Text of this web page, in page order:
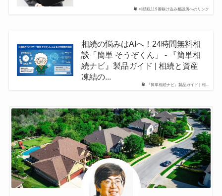
相続税119番駆け込み相談所へのリンク
『簡単相続ナビ』製品ガイド | 相...
相続の悩みはAIへ！24時間無料相
談「簡単 そうぞくん」 - 『簡単相
続ナビ』製品ガイド | 相続と資産
凍結の...